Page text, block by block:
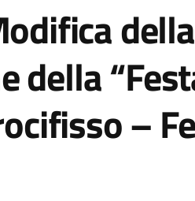
della
della
–